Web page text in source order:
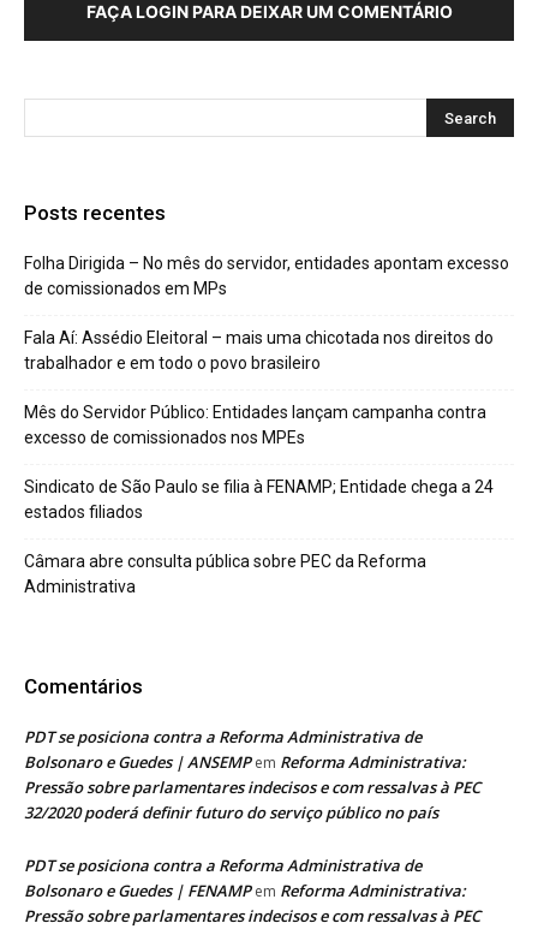
FAÇA LOGIN PARA DEIXAR UM COMENTÁRIO
Posts recentes
Folha Dirigida – No mês do servidor, entidades apontam excesso
de comissionados em MPs
Fala Aí: Assédio Eleitoral – mais uma chicotada nos direitos do
trabalhador e em todo o povo brasileiro
Mês do Servidor Público: Entidades lançam campanha contra
excesso de comissionados nos MPEs
Sindicato de São Paulo se filia à FENAMP; Entidade chega a 24
estados filiados
Câmara abre consulta pública sobre PEC da Reforma
Administrativa
Comentários
PDT se posiciona contra a Reforma Administrativa de
Bolsonaro e Guedes | ANSEMPem Reforma Administrativa:
Pressão sobre parlamentares indecisos e com ressalvas à PEC
32/2020 poderá definir futuro do serviço público no país
PDT se posiciona contra a Reforma Administrativa de
Bolsonaro e Guedes | FENAMPem Reforma Administrativa:
Pressão sobre parlamentares indecisos e com ressalvas à PEC